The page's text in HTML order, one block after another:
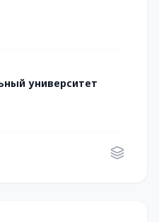
университет